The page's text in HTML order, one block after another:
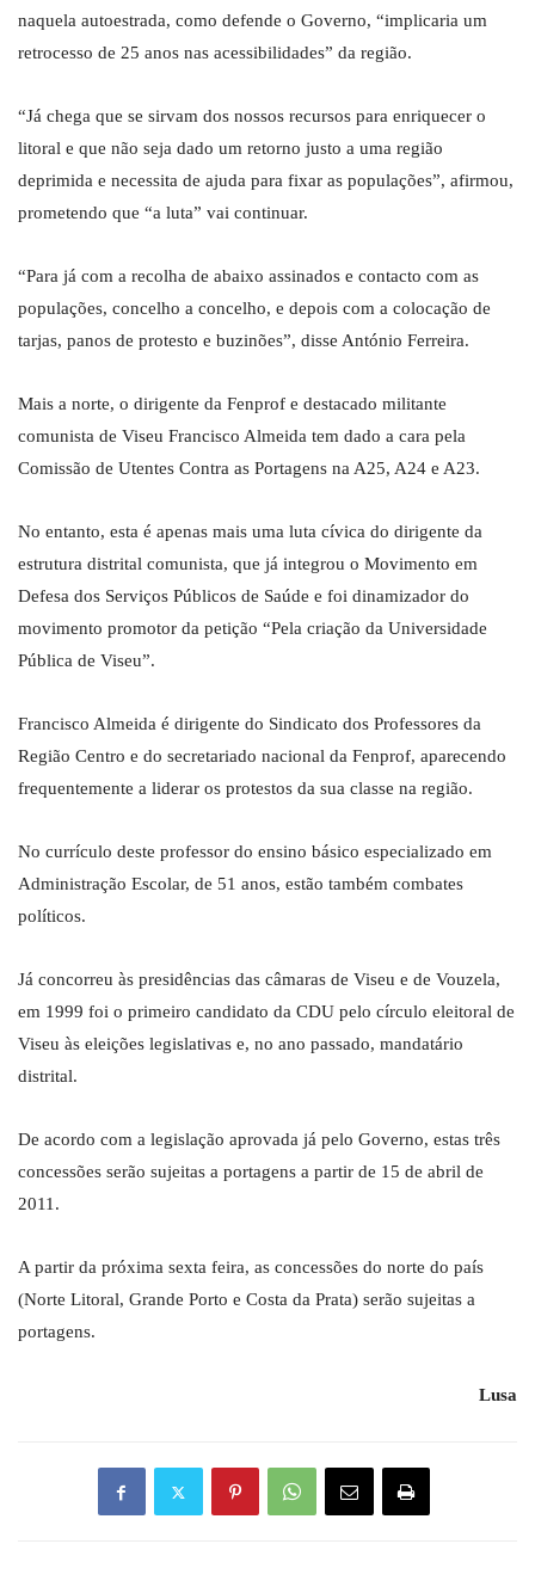
naquela autoestrada, como defende o Governo, “implicaria um
retrocesso de 25 anos nas acessibilidades” da região.
“Já chega que se sirvam dos nossos recursos para enriquecer o
litoral e que não seja dado um retorno justo a uma região
deprimida e necessita de ajuda para fixar as populações”, afirmou,
prometendo que “a luta” vai continuar.
“Para já com a recolha de abaixo assinados e contacto com as
populações, concelho a concelho, e depois com a colocação de
tarjas, panos de protesto e buzinões”, disse António Ferreira.
Mais a norte, o dirigente da Fenprof e destacado militante
comunista de Viseu Francisco Almeida tem dado a cara pela
Comissão de Utentes Contra as Portagens na A25, A24 e A23.
No entanto, esta é apenas mais uma luta cívica do dirigente da
estrutura distrital comunista, que já integrou o Movimento em
Defesa dos Serviços Públicos de Saúde e foi dinamizador do
movimento promotor da petição “Pela criação da Universidade
Pública de Viseu”.
Francisco Almeida é dirigente do Sindicato dos Professores da
Região Centro e do secretariado nacional da Fenprof, aparecendo
frequentemente a liderar os protestos da sua classe na região.
No currículo deste professor do ensino básico especializado em
Administração Escolar, de 51 anos, estão também combates
políticos.
Já concorreu às presidências das câmaras de Viseu e de Vouzela,
em 1999 foi o primeiro candidato da CDU pelo círculo eleitoral de
Viseu às eleições legislativas e, no ano passado, mandatário
distrital.
De acordo com a legislação aprovada já pelo Governo, estas três
concessões serão sujeitas a portagens a partir de 15 de abril de
2011.
A partir da próxima sexta feira, as concessões do norte do país
(Norte Litoral, Grande Porto e Costa da Prata) serão sujeitas a
portagens.
Lusa